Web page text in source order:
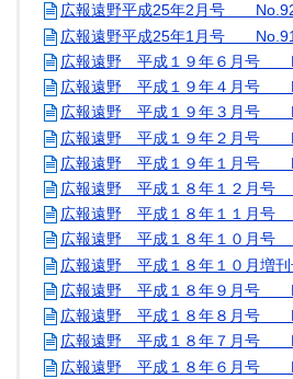
広報遠野平成25年2月号
広報遠野平成25年1月号 No.91
広報遠野 平成１９年６月号
広報遠野 平成１９年４月号
広報遠野 平成１９年３月号
広報遠野 平成１９年２月号
広報遠野 平成１９年１月号
広報遠野 平成１８年１２月
広報遠野 平成１８年１１月
広報遠野 平成１８年１０月
広報遠野 平成１８年１０月
広報遠野 平成１８年９月号
広報遠野 平成１８年８月号
広報遠野 平成１８年７月号
広報遠野 平成１８年６月号